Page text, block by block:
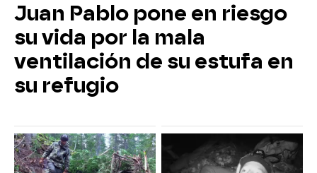
Juan Pablo pone en riesgo
su vida por la mala
ventilación de su estufa en
su refugio